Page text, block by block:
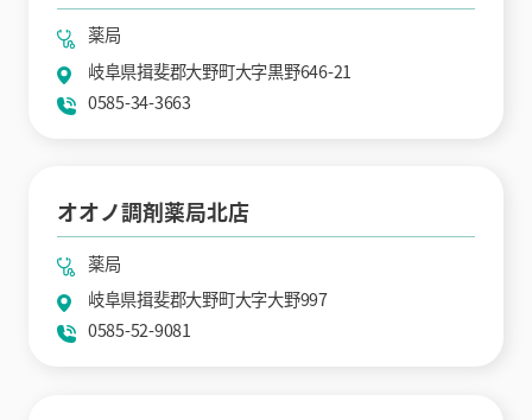
薬局
岐阜県揖斐郡大野町大字黒野646-21
0585-34-3663
オオノ調剤薬局北店
薬局
岐阜県揖斐郡大野町大字大野997
0585-52-9081